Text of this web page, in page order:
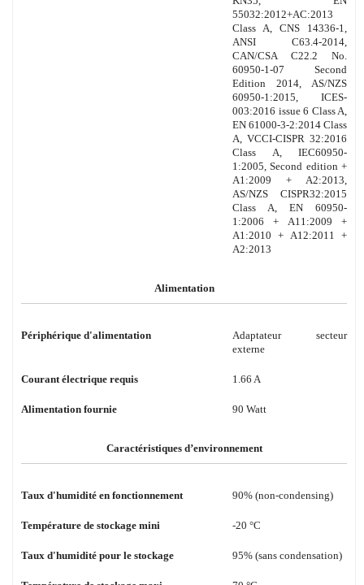
55032:2012+AC:2013
Class A, CNS 14336-1,
ANSI C63.4-2014,
CAN/CSA C22.2 No.
60950-1-07 Second
Edition 2014, AS/NZS
60950-1:2015, ICES-
003:2016 issue 6 Class A,
EN 61000-3-2:2014 Class
A, VCCI-CISPR 32:2016
Class A, IEC60950-
1:2005, Second edition +
A1:2009 + A2:2013,
AS/NZS CISPR32:2015
Class A, EN 60950-
1:2006 + A11:2009 +
A1:2010 + A12:2011 +
A2:2013
Alimentation
Périphérique d'alimentation
Adaptateur secteur
externe
Courant électrique requis 1.66 A
Alimentation fournie 90 Watt
Caractéristiques d’environnement
Taux d'humidité en fonctionnement 90% (non-condensing)
Température de stockage mini -20 °C
Taux d'humidité pour le stockage 95% (sans condensation)